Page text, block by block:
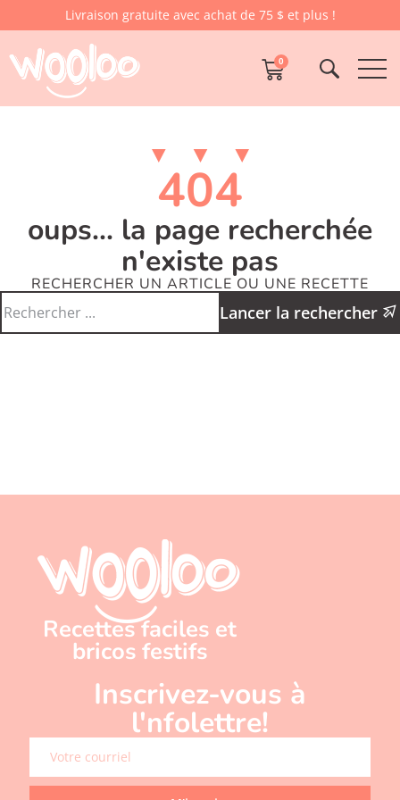
Livraison gratuite avec achat de 75 $ et plus !
0
404
oups... la page recherchée
n'existe pas
RECHERCHER UN ARTICLE OU UNE RECETTE
Lancer la rechercher
Recettes faciles et
bricos festifs
Inscrivez-vous à
l'nfolettre!